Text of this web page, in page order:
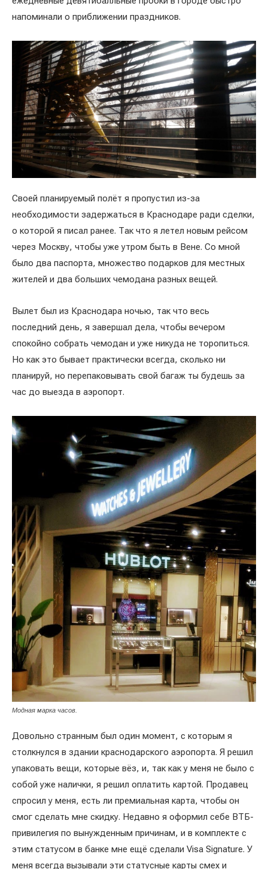
напоминали о приближении праздников.
Своей планируемый полёт я пропустил из-за
необходимости задержаться в Краснодаре ради сделки,
о которой я писал ранее. Так что я летел новым рейсом
через Москву, чтобы уже утром быть в Вене. Со мной
было два паспорта, множество подарков для местных
жителей и два больших чемодана разных вещей.
Вылет был из Краснодара ночью, так что весь
последний день, я завершал дела, чтобы вечером
спокойно собрать чемодан и уже никуда не торопиться.
Но как это бывает практически всегда, сколько ни
планируй, но перепаковывать свой багаж ты будешь за
час до выезда в аэропорт.
Модная марка часов.
Довольно странным был один момент, с которым я
столкнулся в здании краснодарского аэропорта. Я решил
упаковать вещи, которые вёз, и, так как у меня не было с
собой уже налички, я решил оплатить картой. Продавец
спросил у меня, есть ли премиальная карта, чтобы он
смог сделать мне скидку. Недавно я оформил себе ВТБ-
привилегия по вынужденным причинам, и в комплекте с
этим статусом в банке мне ещё сделали Visa Signature. У
меня всегда вызывали эти статусные карты смех и